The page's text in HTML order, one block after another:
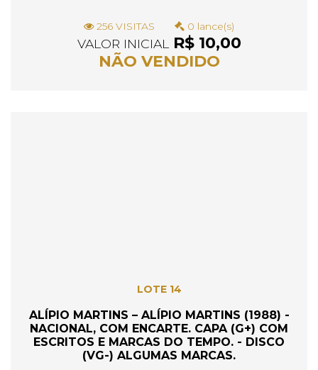
256 VISITAS 0 lance(s)
VALOR INICIAL R$ 10,00
NÃO VENDIDO
LOTE 14
ALÍPIO MARTINS – ALÍPIO MARTINS (1988) -
NACIONAL, COM ENCARTE. CAPA (G+) COM
ESCRITOS E MARCAS DO TEMPO. - DISCO
(VG-) ALGUMAS MARCAS.